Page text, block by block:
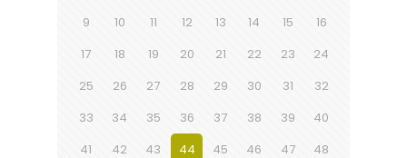
9
10 11 12 13 14 15
16
17
18 19 20 21 22 23
24
25
26 27 28 29 30 31
32
33
34 35 36 37 38 39
40
41
42 43 44 45 46 47
48